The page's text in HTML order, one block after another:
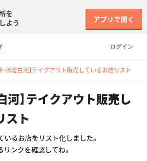
ログイン
を
よう
アプリで開く
・清澄白河】テイクアウト販売しているお店リスト
河】テイクアウト販売し
スト
るお店をリスト化しました。
ンクを確認してね。